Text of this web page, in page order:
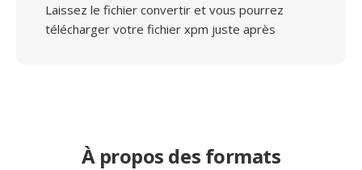
Laissez le fichier convertir et vous pourrez
télécharger votre fichier xpm juste après
À propos des formats